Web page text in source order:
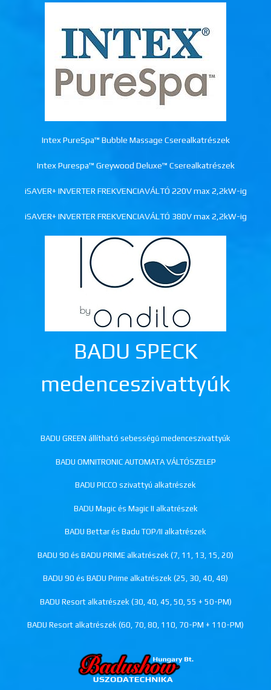
Intex PureSpa™ Bubble Massage Cserealkatrészek
Intex Purespa™ Greywood Deluxe™ Cserealkatrészek
iSAVER+ INVERTER FREKVENCIAVÁLTÓ 220V max 2,2kW-ig
iSAVER+ INVERTER FREKVENCIAVÁLTÓ 380V max 2,2kW-ig
BADU SPECK
medenceszivattyúk
BADU GREEN állítható sebességű medenceszivattyúk
BADU OMNITRONIC AUTOMATA VÁLTÓSZELEP
BADU PICCO szivattyú alkatrészek
BADU Magic és Magic II alkatrészek
BADU Bettar és Badu TOP/II alkatrészek
BADU 90 és BADU PRIME alkatrészek (7, 11, 13, 15, 20)
BADU 90 és BADU Prime alkatrészek (25, 30, 40, 48)
BADU Resort alkatrészek (30, 40, 45, 50, 55 + 50-PM)
BADU Resort alkatrészek (60, 70, 80, 110, 70-PM + 110-PM)